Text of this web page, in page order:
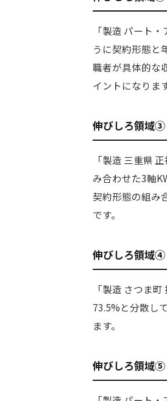
「製造 パート
うに契約形態と
職者が具体的な
イントになります
伸びしろ領域
「製造 三重県
み合わせた3軸
契約形態の組み
です。
伸びしろ領域
「製造 さつま
73.5%と分散し
ます。
伸びしろ領域